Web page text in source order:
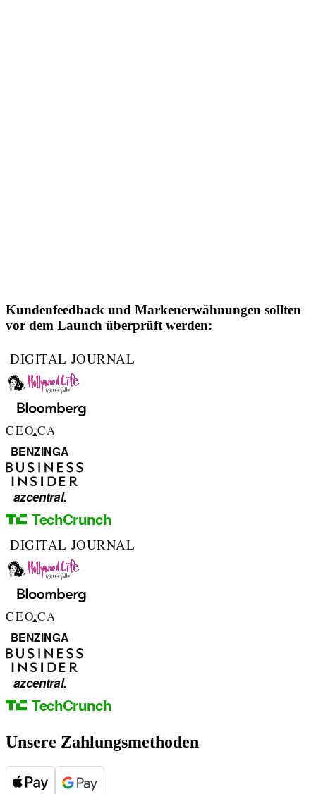
Kundenfeedback und Markenerwähnungen sollten
vor dem Launch überprüft werden:
Unsere Zahlungsmethoden